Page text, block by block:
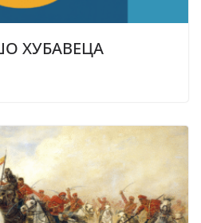
ХУБАВЕЦА